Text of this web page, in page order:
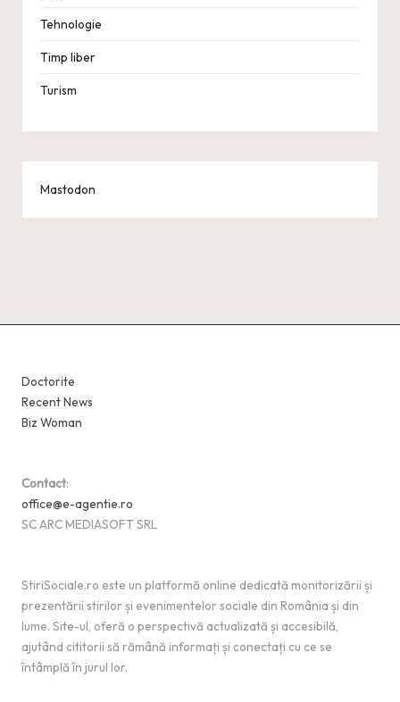
Tehnologie
Timp liber
Turism
Mastodon
Doctorite
Recent News
Biz Woman
Contact:
office@e-agentie.ro
SC ARC MEDIASOFT SRL
StiriSociale.ro este un platformă online dedicată monitorizării și
prezentării stirilor și evenimentelor sociale din România și din
lume. Site-ul, oferă o perspectivă actualizată și accesibilă,
ajutând cititorii să rămână informați și conectați cu ce se
întâmplă în jurul lor.